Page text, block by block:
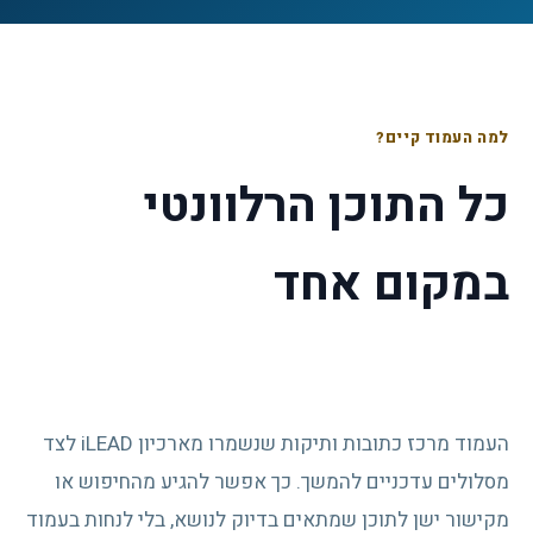
למה העמוד קיים?
כל התוכן הרלוונטי
במקום אחד
העמוד מרכז כתובות ותיקות שנשמרו מארכיון iLEAD לצד
מסלולים עדכניים להמשך. כך אפשר להגיע מהחיפוש או
מקישור ישן לתוכן שמתאים בדיוק לנושא, בלי לנחות בעמוד